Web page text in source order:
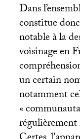
Dans
constitue
notable à la
voisinage en
un certain
notamment
«